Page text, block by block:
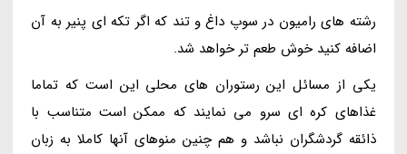
رشته های رامیون در سوپ داغ و تند که اگر تکه ای پنیر به آن
اضافه کنید خوش طعم تر خواهد شد.
یکی از مسائل این رستوران های محلی این است که تماما
غذاهای کره ای سرو می نمایند که ممکن است متناسب با
ذائقه گردشگران نباشد و هم چنین منوهای آنها کاملا به زبان